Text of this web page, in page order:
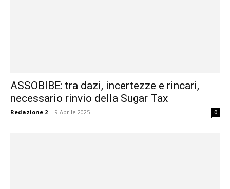
ASSOBIBE: tra dazi, incertezze e rincari,
necessario rinvio della Sugar Tax
Redazione 2 - 9 Aprile 2025 0